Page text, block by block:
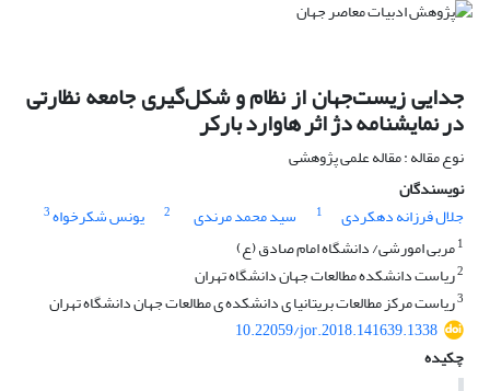
جدایی زیست‌جهان از نظام و شکل‌گیری جامعه نظارتی
در نمایشنامه دژ اثر هاوارد بارکر
نوع مقاله : مقاله علمی پژوهشی
نویسندگان
جلال فرزانه دهکردی
1 سید محمد مرندی 2 یونس شکرخواه3
1مربی امورشی/ دانشگاه امام صادق (ع)
2ریاست دانشکده مطالعات جهان دانشگاه تهران
3ریاست مرکز مطالعات بریتانیا ی دانشکده ی مطالعات جهان دانشگاه تهران
10.22059/jor.2018.141639.1338
چکیده